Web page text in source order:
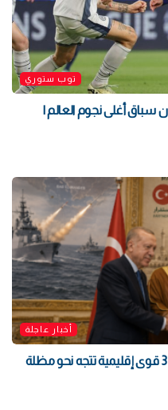
توب ستوري
سباق أغلى نجوم العالم |
أخبار عاجلة
«اتفاق مكة» يشعل سباق التحالفات.. 3 قوى إقليمية تتجه نحو مظلة